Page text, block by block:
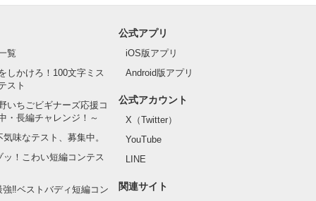
覧
しかけろ！100文字ミス
スト
いちごビギナーズ応援コ
・長編チャレンジ！～
味なテスト、募集中。
ッ！こわい短編コンテス
強‼ベストバディ短編コン
公式アプリ
iOS版アプリ
Android版アプリ
公式アカウント
X（Twitter）
YouTube
LINE
関連サイト